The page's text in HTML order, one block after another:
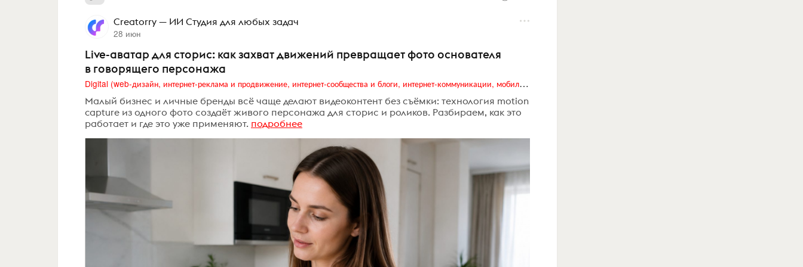
Creatorry — ИИ Студия для любых задач
28 июн
Live-аватар для сторис: как захват движений превращает фото основателя
в говорящего персонажа
Digital (web-дизайн, интернет-реклама и продвижение, интернет-сообщества и блоги, интернет-коммуникации, мобильный маркетинг, реклама на цифровых экранах)
Малый бизнес и личные бренды всё чаще делают видеоконтент без съёмки: технология motion
capture из одного фото создаёт живого персонажа для сторис и роликов. Разбираем, как это
работает и где это уже применяют. подробнее